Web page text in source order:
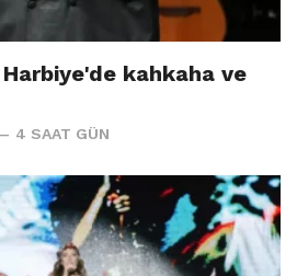
kahkaha ve
4 SAAT GÜN